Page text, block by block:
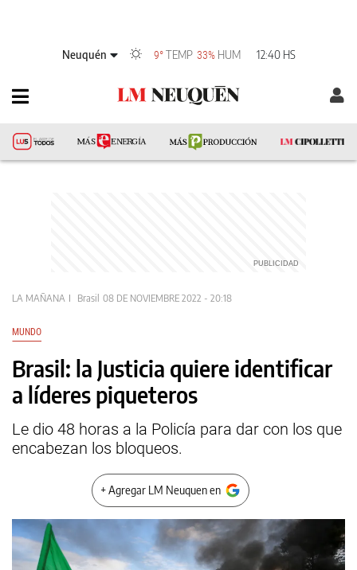
Neuquén 9° TEMP 33% HUM 12:40 HS
LA MAÑANA Brasil 08 DE NOVIEMBRE 2022 - 20:18
MUNDO
Brasil: la Justicia quiere identificar
a líderes piqueteros
Le dio 48 horas a la Policía para dar con los que
encabezan los bloqueos.
+ Agregar LM Neuquen en